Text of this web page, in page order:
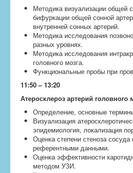
Методика визуализации общей
бифуркации общей сонной
внутренней сонных артерий.
Методика исследования
разных уровнях.
Методика исследования
головного мозга.
Функциональные пробы при
11:50 – 13:20
Атеросклероз артерий головного
Определение, основные
Визуализация
эпидемиология, локализация
Оценка степени стеноза сосуда
референтными данными.
Оценка эффективности
методом УЗИ.